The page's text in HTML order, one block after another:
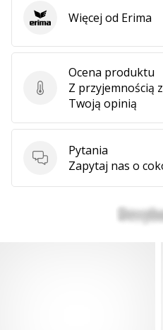
siatkówki,
jak
Dołącz
jako
Marki.
Ocena produktu
Ocena produktu
Z przyjemnością
Twoją opinią
Pytania
Pytania
Zapytaj nas o
Erima Więcej od Erima